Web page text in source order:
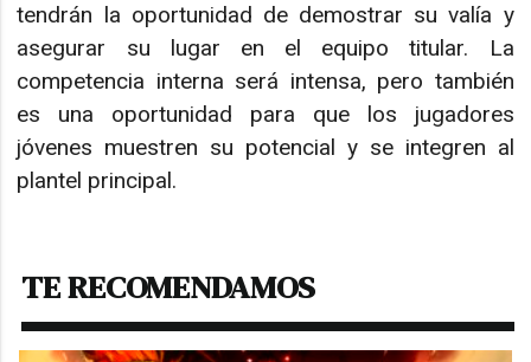
tendrán la oportunidad de demostrar su valía y
asegurar su lugar en el equipo titular. La
competencia interna será intensa, pero también
es una oportunidad para que los jugadores
jóvenes muestren su potencial y se integren al
plantel principal.
TE RECOMENDAMOS